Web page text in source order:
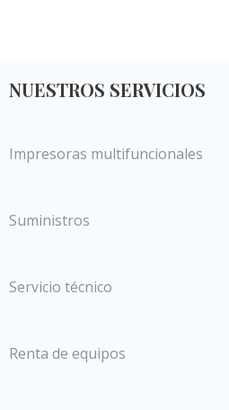
NUESTROS SERVICIOS
Impresoras multifuncionales
Suministros
Servicio técnico
Renta de equipos